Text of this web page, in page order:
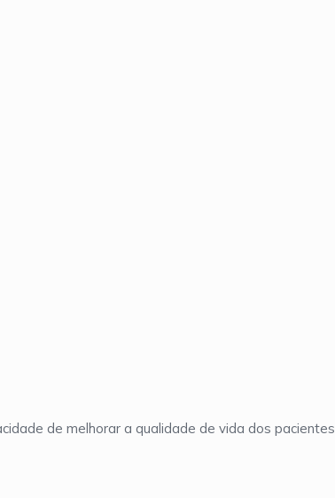
de melhorar a qualidade de vida dos pacientes